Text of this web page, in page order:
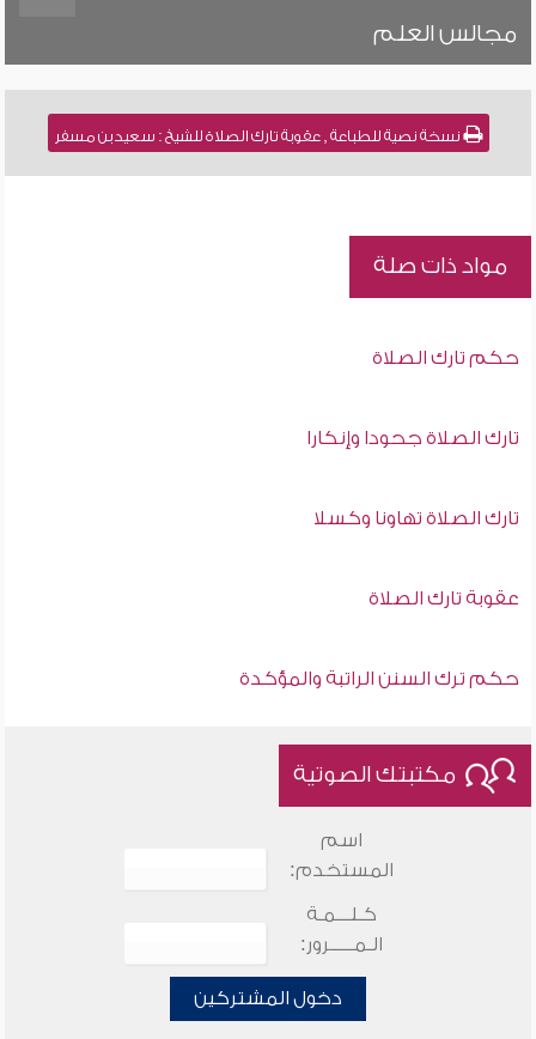
مجالس العلم
نسخة نصية للطباعة , عقوبة تارك الصلاة للشيخ : سعيد بن مسفر
مواد ذات صلة
حكم تارك الصلاة
تارك الصلاة جحودا وإنكارا
تارك الصلاة تهاونا وكسلا
عقوبة تارك الصلاة
حكم ترك السنن الراتبة والمؤكدة
مكتبتك الصوتية
اسم
المستخدم:
كـلـــمـة
الـمـــــرور:
دخول المشتركين